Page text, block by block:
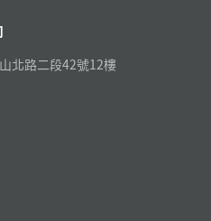
北路二段42號12樓